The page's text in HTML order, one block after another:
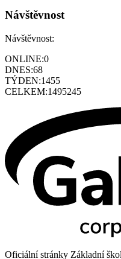
Návštěvnost
Návštěvnost:
ONLINE:0
DNES:68
TÝDEN:1455
CELKEM:1495245
Oficiální stránky Základní